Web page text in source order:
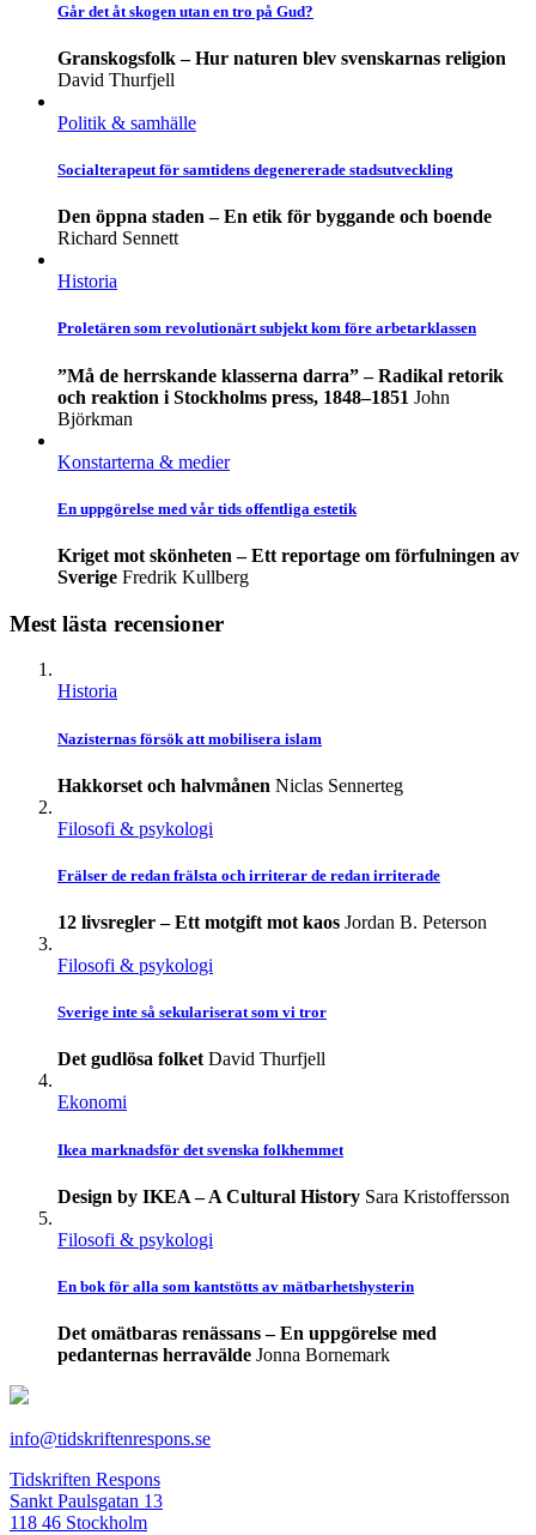
Går det åt skogen utan en tro på Gud?
Granskogsfolk – Hur naturen blev svenskarnas religion
David Thurfjell
Politik & samhälle
Socialterapeut för samtidens degenererade stadsutveckling
Den öppna staden – En etik för byggande och boende
Richard Sennett
Historia
Proletären som revolutionärt subjekt kom före arbetarklassen
”Må de herrskande klasserna darra” – Radikal retorik
och reaktion i Stockholms press, 1848–1851 John
Björkman
Konstarterna & medier
En uppgörelse med vår tids offentliga estetik
Kriget mot skönheten – Ett reportage om förfulningen av
Sverige Fredrik Kullberg
Mest lästa recensioner
Historia
Nazisternas försök att mobilisera islam
Hakkorset och halvmånen Niclas Sennerteg
Filosofi & psykologi
Frälser de redan frälsta och irriterar de redan irriterade
12 livsregler – Ett motgift mot kaos Jordan B. Peterson
Filosofi & psykologi
Sverige inte så sekulariserat som vi tror
Det gudlösa folket David Thurfjell
Ekonomi
Ikea marknadsför det svenska folkhemmet
Design by IKEA – A Cultural History Sara Kristoffersson
Filosofi & psykologi
En bok för alla som kantstötts av mätbarhetshysterin
Det omätbaras renässans – En uppgörelse med
pedanternas herravälde Jonna Bornemark
info@tidskriftenrespons.se
Tidskriften Respons
Sankt Paulsgatan 13
118 46 Stockholm